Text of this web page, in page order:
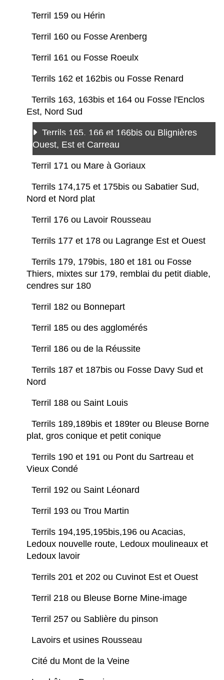
Terril 159 ou Hérin
Terril 160 ou Fosse Arenberg
Terril 161 ou Fosse Roeulx
Terrils 162 et 162bis ou Fosse Renard
Terrils 163, 163bis et 164 ou Fosse l'Enclos
Est, Nord Sud
Terrils 165, 166 et 166bis ou Blignières
Ouest, Est et Carreau
Terril 171 ou Mare à Goriaux
Terrils 174,175 et 175bis ou Sabatier Sud,
Nord et Nord plat
Terril 176 ou Lavoir Rousseau
Terrils 177 et 178 ou Lagrange Est et Ouest
Terrils 179, 179bis, 180 et 181 ou Fosse
Thiers, mixtes sur 179, remblai du petit diable,
cendres sur 180
Terril 182 ou Bonnepart
Terril 185 ou des agglomérés
Terril 186 ou de la Réussite
Terrils 187 et 187bis ou Fosse Davy Sud et
Nord
Terril 188 ou Saint Louis
Terrils 189,189bis et 189ter ou Bleuse Borne
plat, gros conique et petit conique
Terrils 190 et 191 ou Pont du Sartreau et
Vieux Condé
Terril 192 ou Saint Léonard
Terril 193 ou Trou Martin
Terrils 194,195,195bis,196 ou Acacias,
Ledoux nouvelle route, Ledoux moulineaux et
Ledoux lavoir
Terrils 201 et 202 ou Cuvinot Est et Ouest
Terril 218 ou Bleuse Borne Mine-image
Terril 257 ou Sablière du pinson
Lavoirs et usines Rousseau
Cité du Mont de la Veine